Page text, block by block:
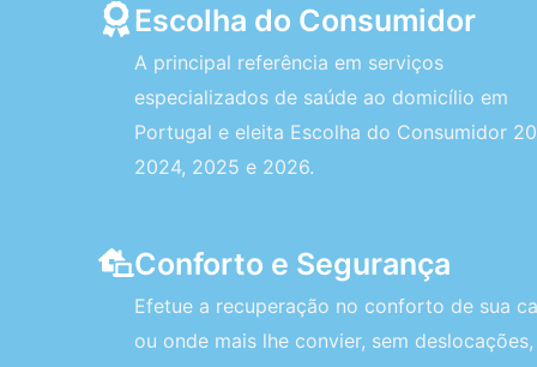
Escolha do Consumidor
A principal referência em serviços
especializados de saúde ao domicílio em
Portugal e eleita Escolha do Consumidor
2024, 2025 e 2026.
Conforto e Segurança
Efetue a recuperação no conforto de sua
ou onde mais lhe convier, sem deslocações,